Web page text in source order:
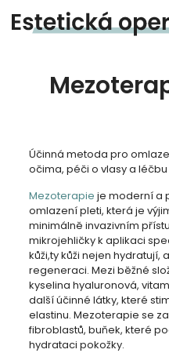
Účinná metoda pro
očima, péči o vlasy a léčbu
Mezoterapie je moderní a
omlazení pleti, která je
minimálně invazivním
mikrojehličky k aplikaci
kůži,ty kůži nejen hydratují,
regeneraci. Mezi běžné
kyselina hyaluronová,
další účinné látky, které
elastinu. Mezoterapie se
fibroblastů, buňek, které
hydrataci pokožky.